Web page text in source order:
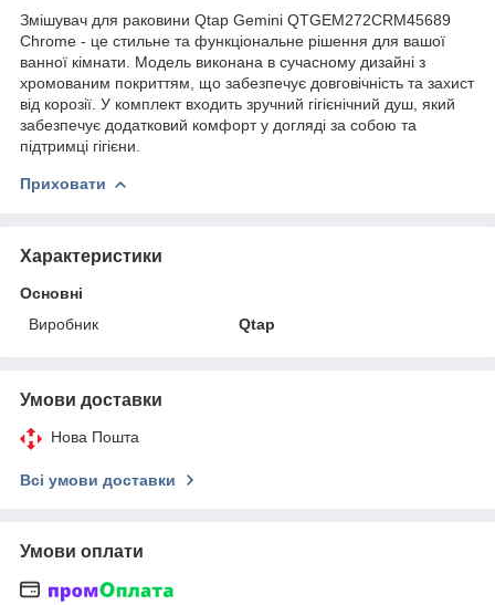
Змішувач для раковини Qtap Gemini QTGEM272CRM45689
Chrome - це стильне та функціональне рішення для вашої
ванної кімнати. Модель виконана в сучасному дизайні з
хромованим покриттям, що забезпечує довговічність та захист
від корозії. У комплект входить зручний гігієнічний душ, який
забезпечує додатковий комфорт у догляді за собою та
підтримці гігієни.
Приховати
Характеристики
Основні
Виробник
Qtap
Умови доставки
Нова Пошта
Всі умови доставки
Умови оплати